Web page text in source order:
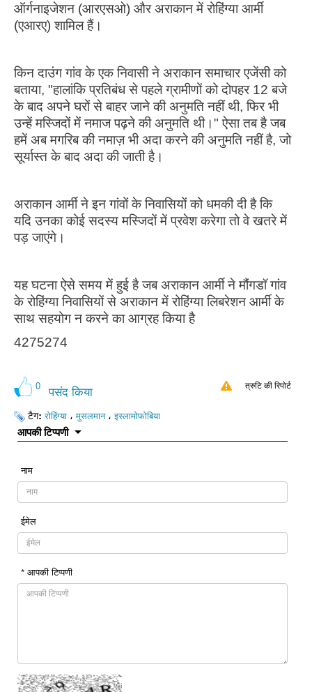
ऑर्गनाइजेशन (आरएसओ) और अराकान में रोहिंग्या आर्मी
(एआरए) शामिल हैं।
किन दाउंग गांव के एक निवासी ने अराकान समाचार एजेंसी को
बताया, "हालांकि प्रतिबंध से पहले ग्रामीणों को दोपहर 12 बजे
के बाद अपने घरों से बाहर जाने की अनुमति नहीं थी, फिर भी
उन्हें मस्जिदों में नमाज पढ़ने की अनुमति थी।" ऐसा तब है जब
हमें अब मगरिब की नमाज़ भी अदा करने की अनुमति नहीं है, जो
सूर्यास्त के बाद अदा की जाती है।
अराकान आर्मी ने इन गांवों के निवासियों को धमकी दी है कि
यदि उनका कोई सदस्य मस्जिदों में प्रवेश करेगा तो वे खतरे में
पड़ जाएंगे।
यह घटना ऐसे समय में हुई है जब अराकान आर्मी ने मौंगडॉ गांव
के रोहिंग्या निवासियों से अराकान में रोहिंग्या लिबरेशन आर्मी के
साथ सहयोग न करने का आग्रह किया है
4275274
0 पसंद किया त्रुटि की रिपोर्ट
टैग:रोहिंग्या ،मुसलमान،इस्लामोफोबिया
आपकी टिप्पणी
नाम
ईमेल
* आपकी टिप्पणी